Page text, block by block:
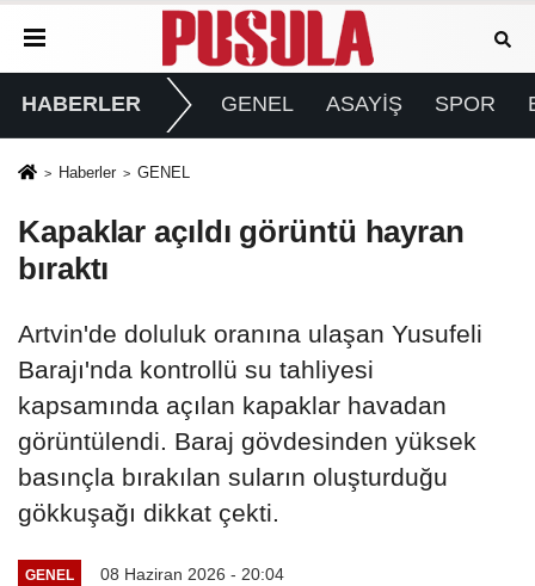
HABERLER GENEL ASAYİŞ SPOR
Haberler GENEL
Kapaklar açıldı görüntü hayran
bıraktı
Artvin'de doluluk oranına ulaşan Yusufeli
Barajı'nda kontrollü su tahliyesi
kapsamında açılan kapaklar havadan
görüntülendi. Baraj gövdesinden yüksek
basınçla bırakılan suların oluşturduğu
gökkuşağı dikkat çekti.
GENEL 08 Haziran 2026 - 20:04